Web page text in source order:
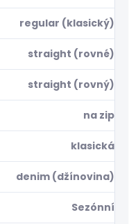
regular (klasický)
straight (rovné)
straight (rovný)
na zip
klasická
denim (džínovina)
Sezónní